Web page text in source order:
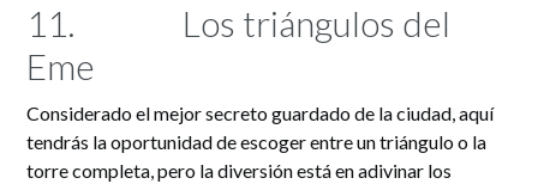
11. Los triángulos del
Eme
Considerado el mejor secreto guardado de la ciudad, aquí
tendrás la oportunidad de escoger entre un triángulo o la
torre completa, pero la diversión está en adivinar los